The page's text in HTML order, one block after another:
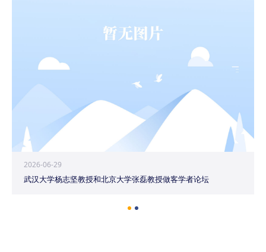
2026-06-29
武汉大学杨志坚教授和北京大学张磊教授做客学者论坛